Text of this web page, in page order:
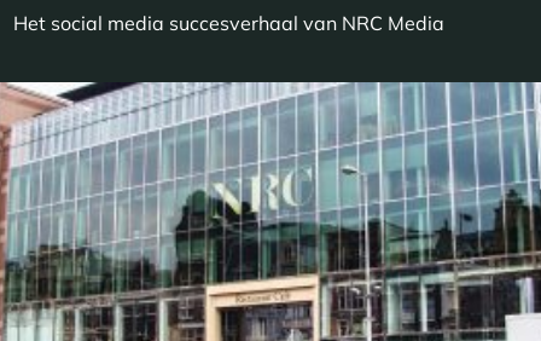
Het social media succesverhaal van NRC Media